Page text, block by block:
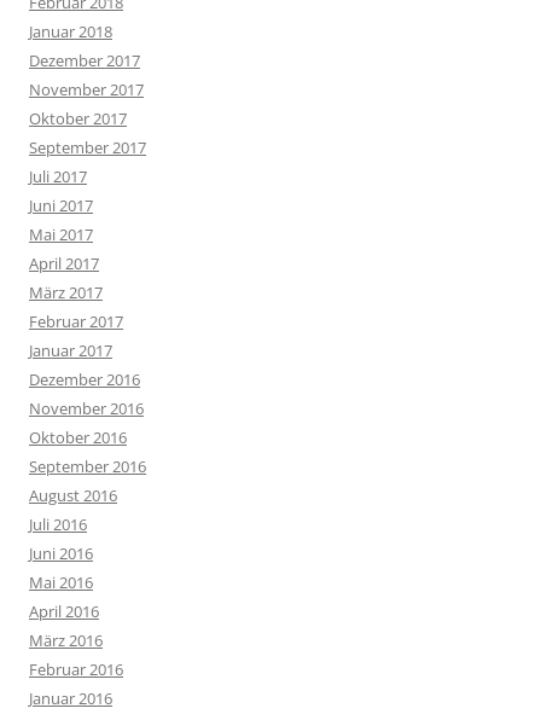
Januar 2018
Dezember 2017
November 2017
Oktober 2017
September 2017
Juli 2017
Juni 2017
Mai 2017
April 2017
März 2017
Februar 2017
Januar 2017
Dezember 2016
November 2016
Oktober 2016
September 2016
August 2016
Juli 2016
Juni 2016
Mai 2016
April 2016
März 2016
Februar 2016
Januar 2016